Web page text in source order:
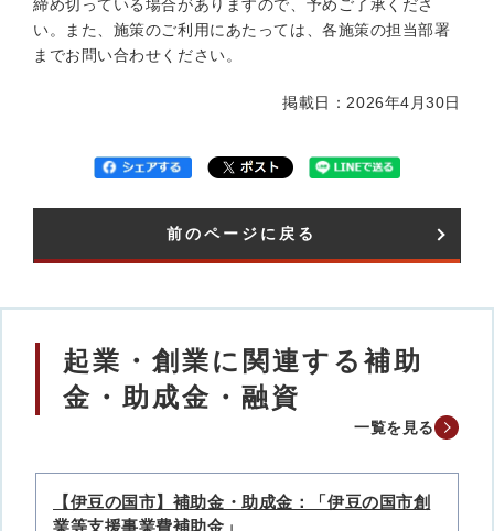
締め切っている場合がありますので、予めご了承くださ
い。また、施策のご利用にあたっては、各施策の担当部署
までお問い合わせください。
掲載日：2026年4月30日
前のページに戻る
起業・創業に関連する補助
金・助成金・融資
一覧を見る
【伊豆の国市】補助金・助成金：「伊豆の国市創
業等支援事業費補助金」